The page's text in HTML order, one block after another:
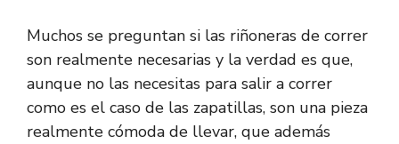
Muchos se preguntan si las riñoneras de correr
son realmente necesarias y la verdad es que,
aunque no las necesitas para salir a correr
como es el caso de las zapatillas, son una pieza
realmente cómoda de llevar, que además